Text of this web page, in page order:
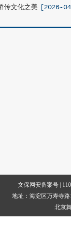
传文化之美 [2026-
文保网安备案号 |
地址：海淀区万寿寺路
北京